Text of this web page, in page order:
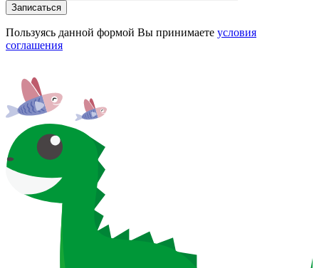
Записаться
Пользуясь данной формой Вы принимаете условия
соглашения